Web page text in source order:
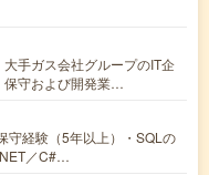
大手ガス会社グループのIT企
保守および開発業…
守経験（5年以上）・SQLの
／C#…